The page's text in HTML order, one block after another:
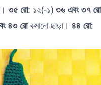
৩৫ রো: ১২(-১) ৩৬ এবং ৩৭ রো
৪৩ রোকমানো ছাড়া। ৪৪ রো: